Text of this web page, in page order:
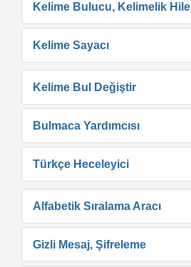
Kelime Bulucu, Kelimelik Hile
Kelime Sayacı
Kelime Bul Değiştir
Bulmaca Yardımcısı
Türkçe Heceleyici
Alfabetik Sıralama Aracı
Gizli Mesaj, Şifreleme